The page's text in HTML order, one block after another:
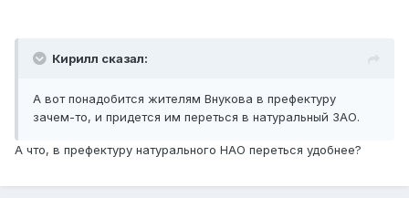
Кирилл сказал:
А вот понадобится жителям Внукова в префектуру
зачем-то, и придется им переться в натуральный ЗАО.
А что, в префектуру натурального НАО переться удобнее?